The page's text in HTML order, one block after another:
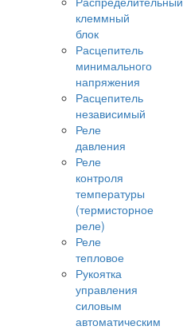
клеммный
блок
Расцепитель
минимального
напряжения
Расцепитель
независимый
Реле
давления
Реле
контроля
температуры
(термисторное
реле)
Реле
тепловое
Рукоятка
управления
силовым
автоматическим